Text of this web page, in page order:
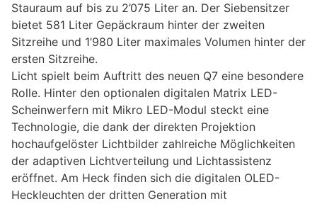
Stauraum auf bis zu 2’075 Liter an. Der Siebensitzer
bietet 581 Liter Gepäckraum hinter der zweiten
Sitzreihe und 1’980 Liter maximales Volumen hinter der
ersten Sitzreihe.
Licht spielt beim Auftritt des neuen Q7 eine besondere
Rolle. Hinter den optionalen digitalen Matrix LED-
Scheinwerfern mit Mikro LED-Modul steckt eine
Technologie, die dank der direkten Projektion
hochaufgelöster Lichtbilder zahlreiche Möglichkeiten
der adaptiven Lichtverteilung und Lichtassistenz
eröffnet. Am Heck finden sich die digitalen OLED-
Heckleuchten der dritten Generation mit